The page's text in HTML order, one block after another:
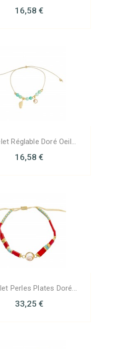
16,58 €
Réglable Doré Oeil...
16,58 €
Perles Plates Doré...
33,25 €